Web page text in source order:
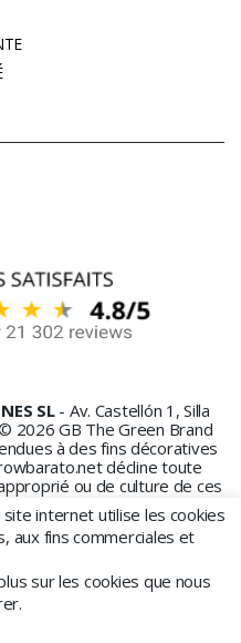
SL- Av. Castellón 1, Silla
2026 GB The Green Brand
à des fins décoratives
décline toute
ou de culture de ces
internet utilise les cookies
aux fins commerciales et
sur les cookies que nous